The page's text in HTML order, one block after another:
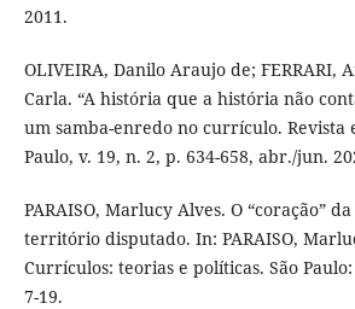
2011.
OLIVEIRA, Danilo Araujo de; FERRARI,
Carla. “A história que a história não
um samba-enredo no currículo. Revista
Paulo, v. 19, n. 2, p. 634-658, abr./jun.
PARAISO, Marlucy Alves. O “coração”
território disputado. In: PARAISO,
Currículos: teorias e políticas. São
7-19.